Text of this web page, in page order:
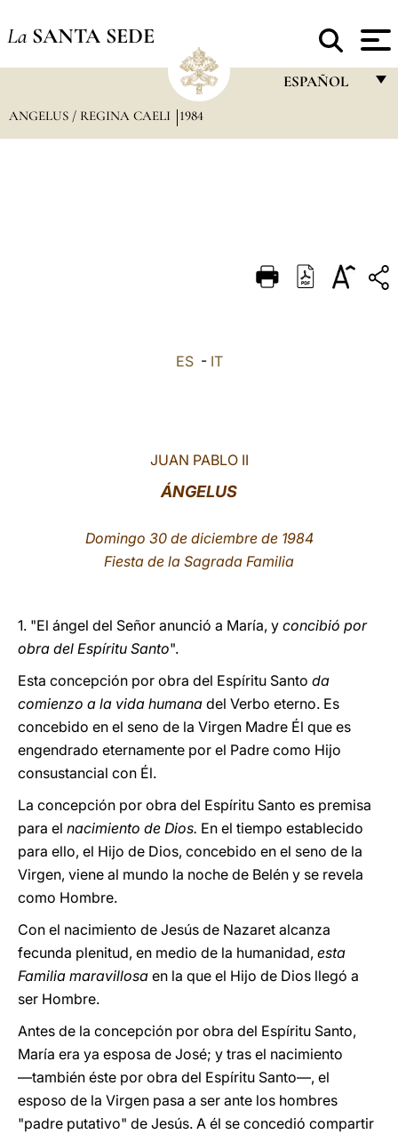
La SANTA SEDE
ESPAÑOL
DEUTSCH
ANGELUS / REGINA CAELI 1984
ES- IT
JUAN PABLO II
ÁNGELUS
Domingo 30 de diciembre de 1984
Fiesta de la Sagrada Familia
1. "El ángel del Señor anunció a María, y concibió por
obra del Espíritu Santo".
Esta concepción por obra del Espíritu Santo da
comienzo a la vida humana del Verbo eterno. Es
concebido en el seno de la Virgen Madre Él que es
engendrado eternamente por el Padre como Hijo
consustancial con Él.
La concepción por obra del Espíritu Santo es premisa
para el nacimiento de Dios. En el tiempo establecido
para ello, el Hijo de Dios, concebido en el seno de la
Virgen, viene al mundo la noche de Belén y se revela
como Hombre.
Con el nacimiento de Jesús de Nazaret alcanza
fecunda plenitud, en medio de la humanidad, esta
Familia maravillosa en la que el Hijo de Dios llegó a
ser Hombre.
Antes de la concepción por obra del Espíritu Santo,
María era ya esposa de José; y tras el nacimiento
―también éste por obra del Espíritu Santo―, el
esposo de la Virgen pasa a ser ante los hombres
"padre putativo" de Jesús. A él se concedió compartir